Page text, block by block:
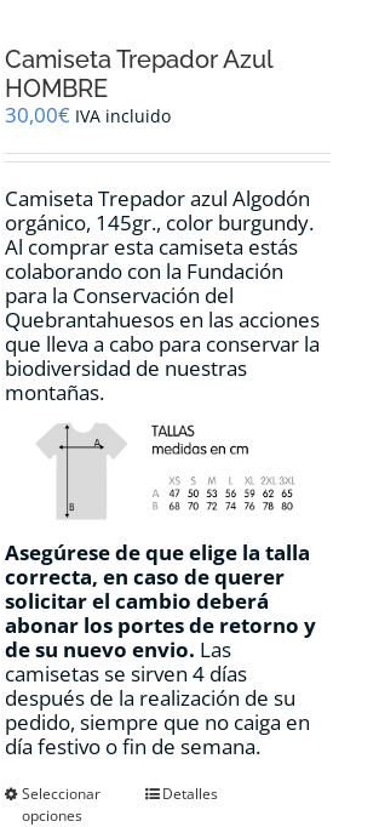
Camiseta Trepador Azul
HOMBRE
30,00€ IVA incluido
Camiseta Trepador azul Algodón
orgánico, 145gr., color burgundy.
Al comprar esta camiseta estás
colaborando con la Fundación
para la Conservación del
Quebrantahuesos en las acciones
que lleva a cabo para conservar la
biodiversidad de nuestras
montañas.
Asegúrese de que elige la talla
correcta, en caso de querer
solicitar el cambio deberá
abonar los portes de retorno y
de su nuevo envio. Las
camisetas se sirven 4 días
después de la realización de su
pedido, siempre que no caiga en
día festivo o fin de semana.
Seleccionar
opciones
EsteDetalles